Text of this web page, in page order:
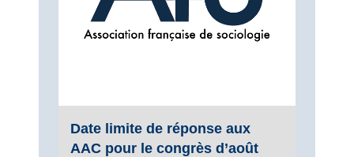
Date limite de réponse aux
AAC pour le congrès d’août